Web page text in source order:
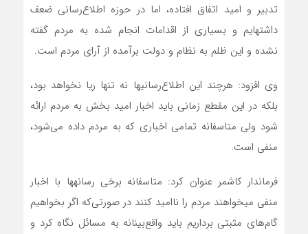
تدبیر و امید اتفاق افتاده، اما در حوزه اطلاع‌رسانی ضعف
داشته‎ایم و بسیاری از اقدامات انجام شده به مردم گفته
نشده و این ظلم به نظام و دولت برآمده از آرای مردم است.
وی افزود: هرچند این اطلاع‌رسانی‎ها نه تنها ریا نخواهد بود،
بلکه در این مقطع زمانی باید اخبار امید بخش به مردم ارائه
شود ولی متاسفانه تمامی اخباری که به مردم داده می‌شود،
منفی است.
فرماندار کاشمر عنوان کرد: متاسفانه برخی رسانه‎ها با اخبار
منفی می‎خواهند مردم را ناامید کنند در صورتی‌که اگر بخواهیم
گام‌های مثبتی برداریم باید واقع‌بینانه به مسائل نگاه کرد و